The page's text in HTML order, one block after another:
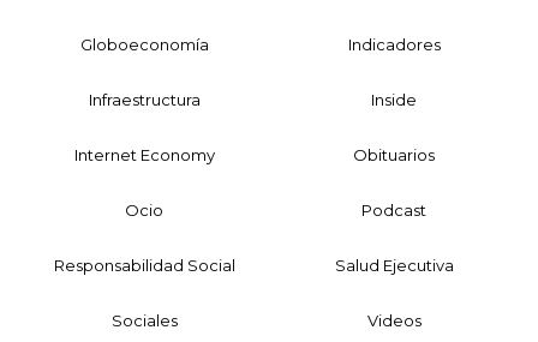
Globoeconomía Indicadores
Infraestructura Inside
Internet Economy Obituarios
Ocio Podcast
Responsabilidad Social Salud Ejecutiva
Sociales Videos